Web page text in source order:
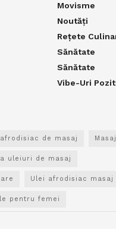
Movisme
Noutăți
Rețete
Sănătate
Sănătate
Vibe-Uri
de masaj Masaj
uleiuri de masaj
Ulei afrodisiac masaj
pentru femei